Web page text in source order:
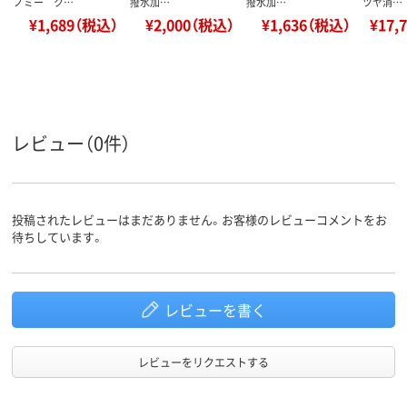
¥1,689（税込） ¥2,000（税込） ¥1,636（税込）
レビュー（0件）
投稿されたレビューはまだありません。お客様のレビューコメントをお
待ちしています。
レビューを書く
レビューをリクエストする